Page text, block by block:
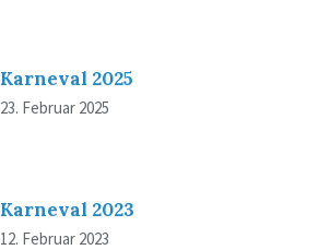
Karneval 2025
23. Februar 2025
Karneval 2023
12. Februar 2023